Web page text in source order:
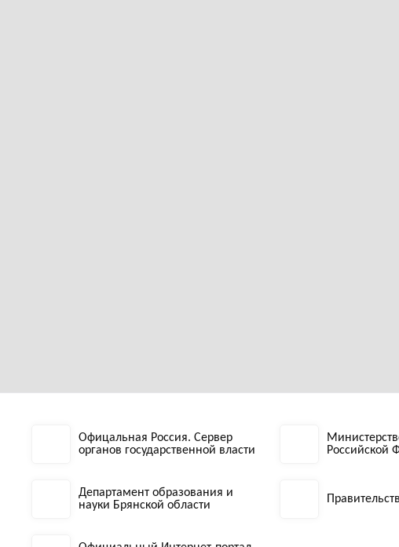
Офицальная Россия. Сервер
органов государственной власти
Российской
Департамент образования и
науки Брянской области